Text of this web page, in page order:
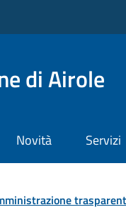
di Airole
Novità Servizi